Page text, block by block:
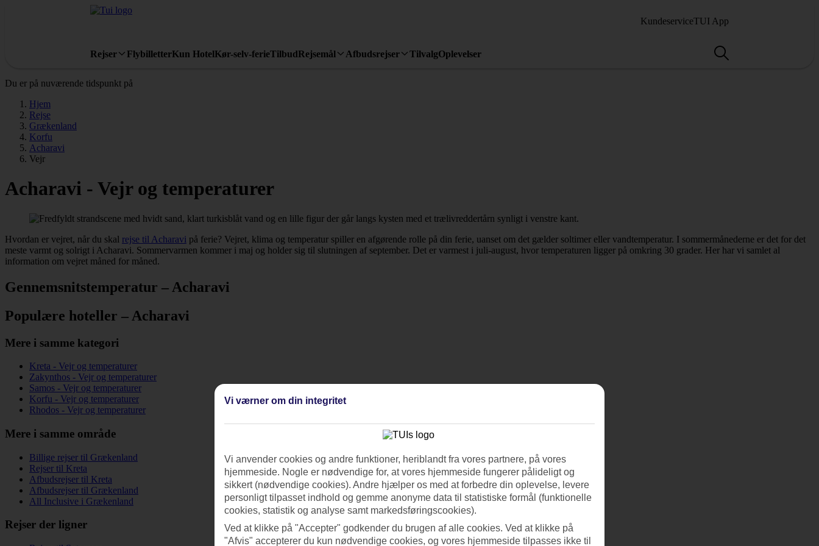
KundeserviceTUI App
Rejser FlybilletterKun HotelKør-selv-ferieTilbudRejsemål Afbudsrejser TilvalgOplevelser
Du er på nuværende tidspunkt på
Hjem
Rejse
Grækenland
Korfu
Acharavi
Vejr
Acharavi - Vejr og temperaturer
Hvordan er vejret, når du skal rejse til Acharavi på ferie? Vejret, klima og temperatur spiller en afgørende rolle på din ferie, uanset om det gælder soltimer eller vandtemperatur. I sommermånederne er det for det
meste varmt og solrigt i Acharavi. Sommervarmen kommer i maj og holder sig til slutningen af september. Det er varmest i juli-august, hvor temperaturen ligger på omkring 30 grader. Her har vi samlet al
information om vejret måned for måned.
Gennemsnitstemperatur – Acharavi
Populære hoteller – Acharavi
Mere i samme kategori
Kreta - Vejr og temperaturer
Zakynthos - Vejr og temperaturer
Samos - Vejr og temperaturer
Korfu - Vejr og temperaturer
Rhodos - Vejr og temperaturer
Mere i samme område
Billige rejser til Grækenland
Rejser til Kreta
Afbudsrejser til Kreta
Afbudsrejser til Grækenland
All Inclusive i Grækenland
Rejser der ligner
Vi værner om din integritet
Vi anvender cookies og andre funktioner, heriblandt fra vores partnere, på vores
hjemmeside. Nogle er nødvendige for, at vores hjemmeside fungerer pålideligt og
sikkert (nødvendige cookies). Andre hjælper os med at forbedre din oplevelse, levere
personligt tilpasset indhold og gemme anonyme data til statistiske formål (funktionelle
cookies, statistik og analyse samt markedsføringscookies).
Ved at klikke på "Accepter" godkender du brugen af alle cookies. Ved at klikke på
"Afvis" accepterer du kun nødvendige cookies, og vores hjemmeside tilpasses ikke til